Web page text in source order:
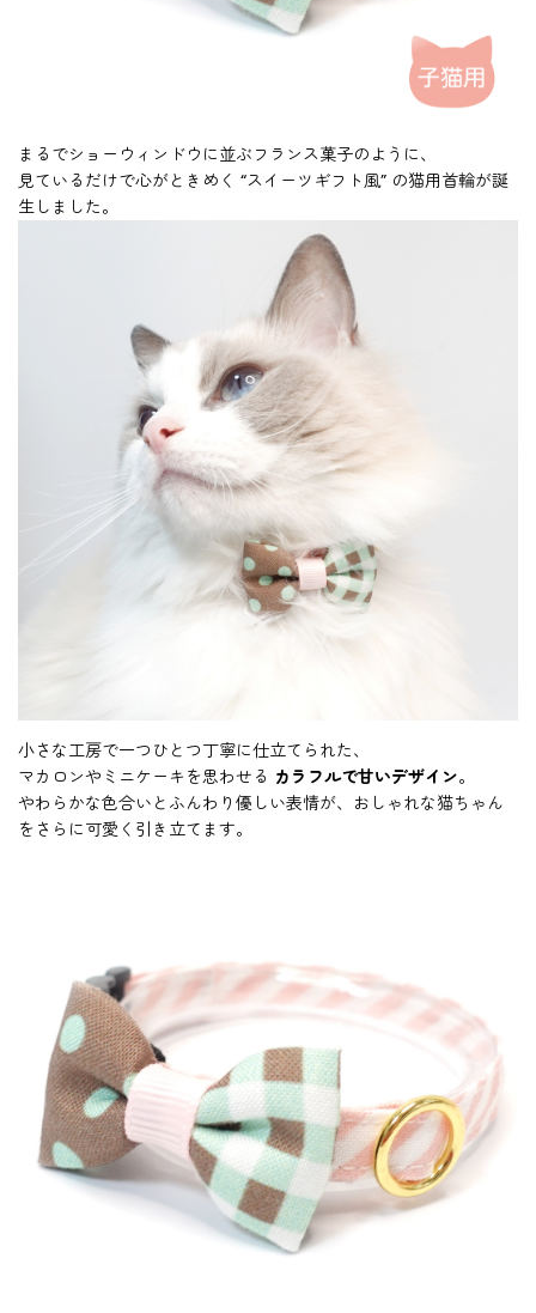
まるでショーウィンドウに並ぶフランス菓子のように、
見ているだけで心がときめく “スイーツギフト風” の猫用首輪が誕
生しました。
小さな工房で一つひとつ丁寧に仕立てられた、
マカロンやミニケーキを思わせる カラフルで甘いデザイン。
やわらかな色合いとふんわり優しい表情が、おしゃれな猫ちゃん
をさらに可愛く引き立てます。